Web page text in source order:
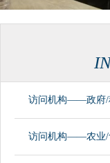
访问机构——政府/
访问机构——农业/